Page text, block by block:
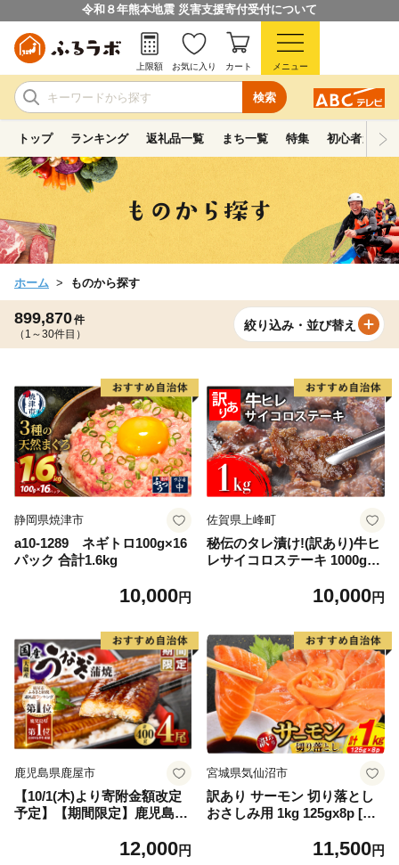
令和８年熊本地震 災害支援寄付受付について
検索
上限額 お気に入り カート メニュー
トップ ランキング 返礼品一覧 まち一覧 特集 初心者ガイド
ホーム ものから探す
899,870件
（1～30件目）
絞り込み・並び替え
静岡県焼津市
a10-1289 ネギトロ100g×16
パック 合計1.6kg
10,000円
佐賀県上峰町
秘伝のタレ漬け!(訳あり)牛ヒ
レサイコロステーキ 1000g
10,000円
鹿児島県鹿屋市
【10/1(木)より寄附金額改定
予定】【期間限定】鹿児島県
12,000円
宮城県気仙沼市
訳あり サーモン 切り落とし
おさしみ用 1kg 125gx8p [足
4313] 魚 魚介類 鮭 お刺し身
11,500円